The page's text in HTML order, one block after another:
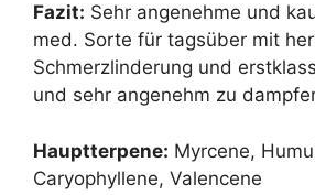
Fazit: Sehr angenehme und
med. Sorte für tagsüber mit
Schmerzlinderung und
und sehr angenehm zu
Hauptterpene: Myrcene,
Caryophyllene, Valencene